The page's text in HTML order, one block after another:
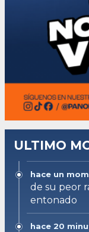
ULTIMO
hace un
de su peor
entonado
hace 20